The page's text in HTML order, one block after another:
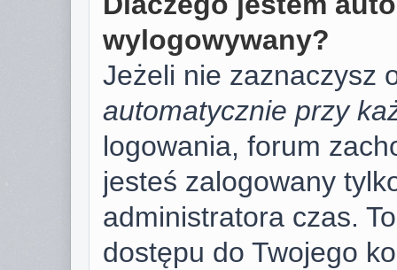
wylogowywany?
Jeżeli nie zaznaczysz
automatycznie przy
logowania, forum
jesteś zalogowany
administratora czas.
dostępu do Twojego